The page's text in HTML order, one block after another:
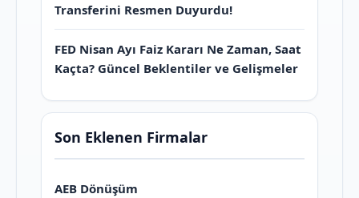
Transferini Resmen Duyurdu!
FED Nisan Ayı Faiz Kararı Ne Zaman, Saat
Kaçta? Güncel Beklentiler ve Gelişmeler
Son Eklenen Firmalar
AEB Dönüşüm